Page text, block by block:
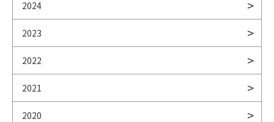
2024
2023
2022
2021
2020